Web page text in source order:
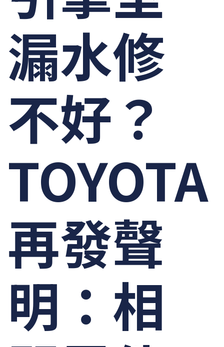
漏水修
不好？
TOYOTA
再發聲
明：相